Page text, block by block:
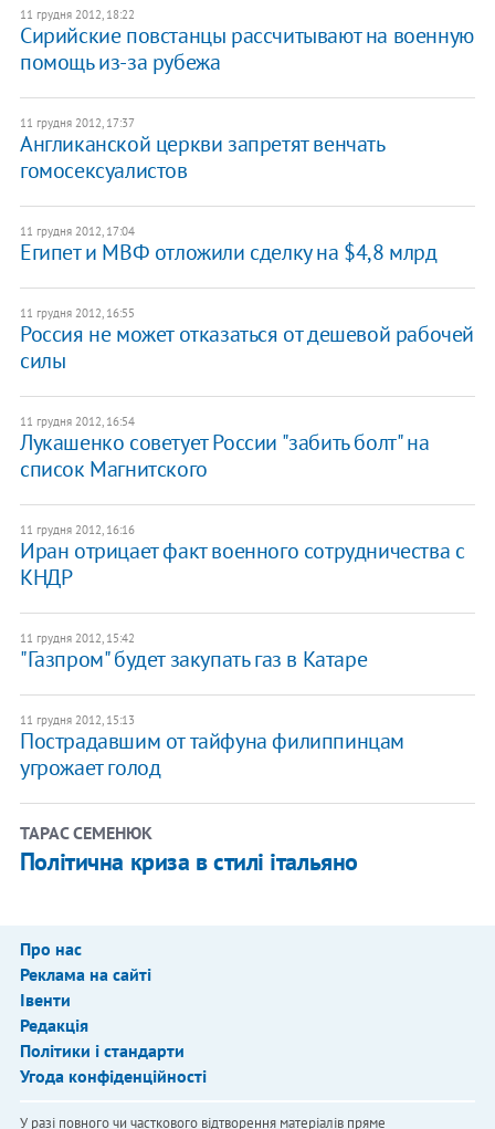
11 грудня 2012, 18:22
Сирийские повстанцы рассчитывают на военную
помощь из-за рубежа
11 грудня 2012, 17:37
Англиканской церкви запретят венчать
гомосексуалистов
11 грудня 2012, 17:04
​Египет и МВФ отложили сделку на $4,8 млрд
11 грудня 2012, 16:55
Россия не может отказаться от дешевой рабочей
силы
11 грудня 2012, 16:54
Лукашенко советует России "забить болт" на
список Магнитского
11 грудня 2012, 16:16
Иран отрицает факт военного сотрудничества с
КНДР
11 грудня 2012, 15:42
"Газпром" будет закупать газ в Катаре
11 грудня 2012, 15:13
Пострадавшим от тайфуна филиппинцам
угрожает голод
ТАРАС СЕМЕНЮК
Політична криза в стилі італьяно
Про нас
Реклама на сайті
Івенти
Редакція
Політики і стандарти
Угода конфіденційності
У разі повного чи часткового відтворення матеріалів пряме